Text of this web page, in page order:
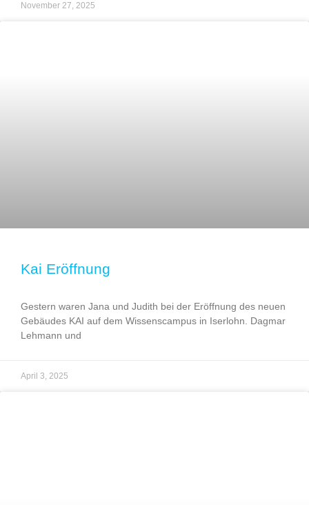
November 27, 2025
Kai Eröffnung
Gestern waren Jana und Judith bei der Eröffnung des neuen
Gebäudes KAI auf dem Wissenscampus in Iserlohn. Dagmar
Lehmann und
April 3, 2025